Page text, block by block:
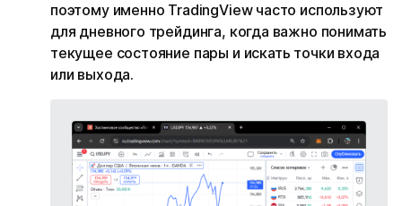
поэтому именно TradingView часто используют
для дневного трейдинга, когда важно понимать
текущее состояние пары и искать точки входа
или выхода.